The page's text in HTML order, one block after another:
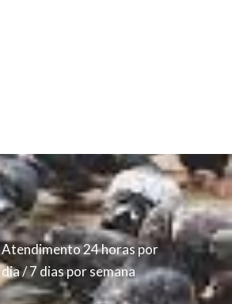
Atendimento 24 horas por
dia / 7 dias por semana